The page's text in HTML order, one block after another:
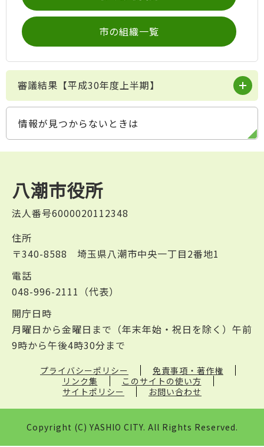
市の組織一覧
審議結果【平成30年度上半期】
情報が見つからないときは
八潮市役所
法人番号6000020112348
住所
〒340-8588 埼玉県八潮市中央一丁目2番地1
電話
048-996-2111（代表）
開庁日時
月曜日から金曜日まで（年末年始・祝日を除く）午前
9時から午後4時30分まで
プライバシーポリシー
免責事項・著作権
リンク集
このサイトの使い方
サイトポリシー
お問い合わせ
Copyright (C) YASHIO CITY. All Rights Reserved.